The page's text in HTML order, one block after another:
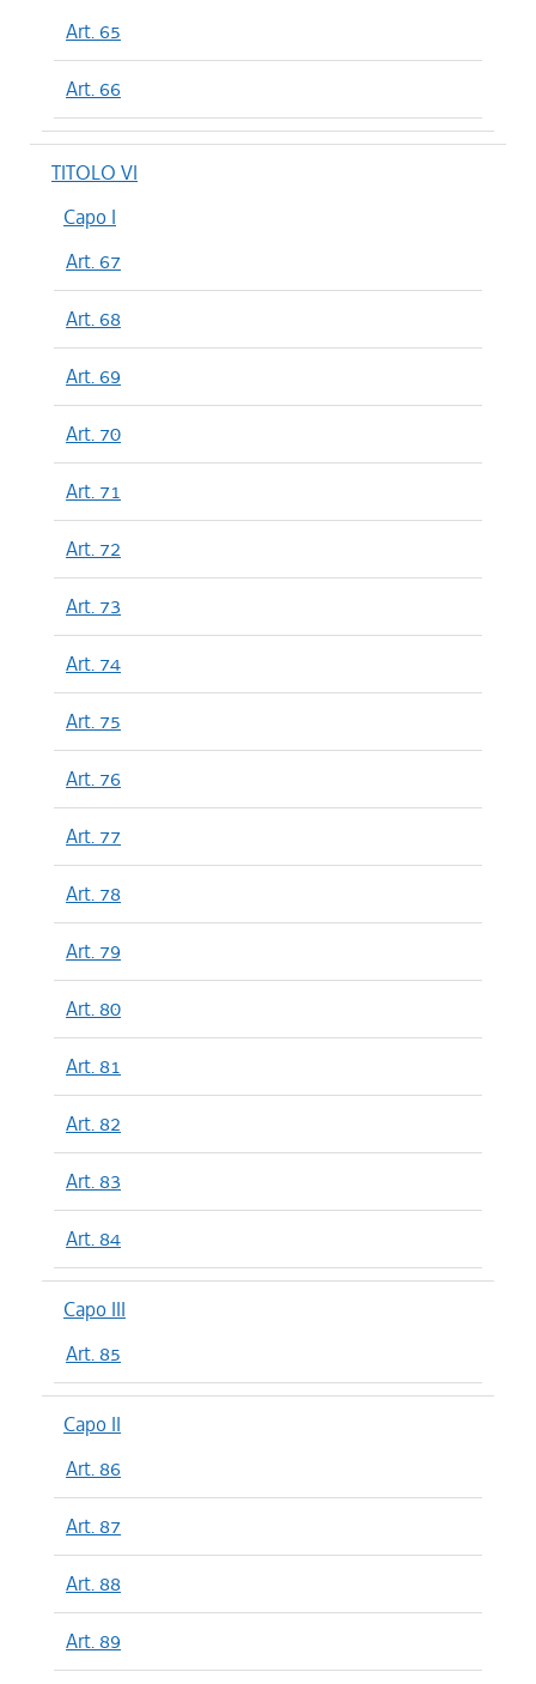
Art. 65
Art. 66
TITOLO VI
Capo I
Art. 67
Art. 68
Art. 69
Art. 70
Art. 71
Art. 72
Art. 73
Art. 74
Art. 75
Art. 76
Art. 77
Art. 78
Art. 79
Art. 80
Art. 81
Art. 82
Art. 83
Art. 84
Capo III
Art. 85
Capo II
Art. 86
Art. 87
Art. 88
Art. 89